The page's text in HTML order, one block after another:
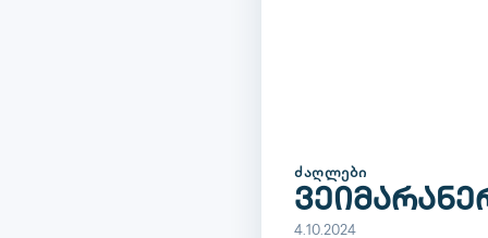
ᲫᲐᲦᲚᲔᲑᲘ
4.10.2024